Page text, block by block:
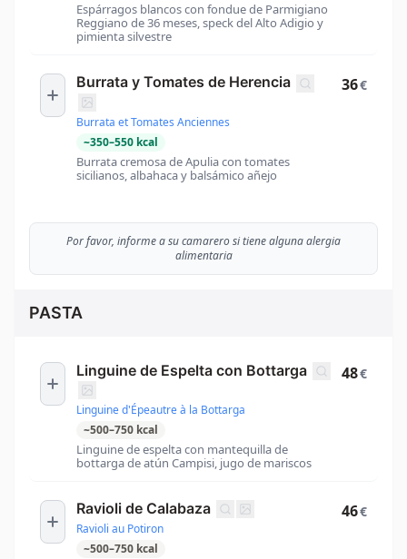
Espárragos blancos con fondue de Parmigiano
Reggiano de 36 meses, speck del Alto Adigio y
pimienta silvestre
Burrata y Tomates de Herencia
Burrata et Tomates Anciennes
~350–550 kcal
Burrata cremosa de Apulia con tomates
sicilianos, albahaca y balsámico añejo
36€
Por favor, informe a su camarero si tiene alguna alergia
alimentaria
PASTA
Linguine de Espelta con Bottarga
Linguine d'Épeautre à la Bottarga
~500–750 kcal
Linguine de espelta con mantequilla de
bottarga de atún Campisi, jugo de mariscos
48€
Ravioli de Calabaza
Ravioli au Potiron
~500–750 kcal
46€